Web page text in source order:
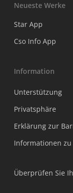
Neueste Werke
Star App
Cso Info App
Information
Unterstützung
Privatsphäre
Erklärung zur
Informationen zu
Überprüfen Sie